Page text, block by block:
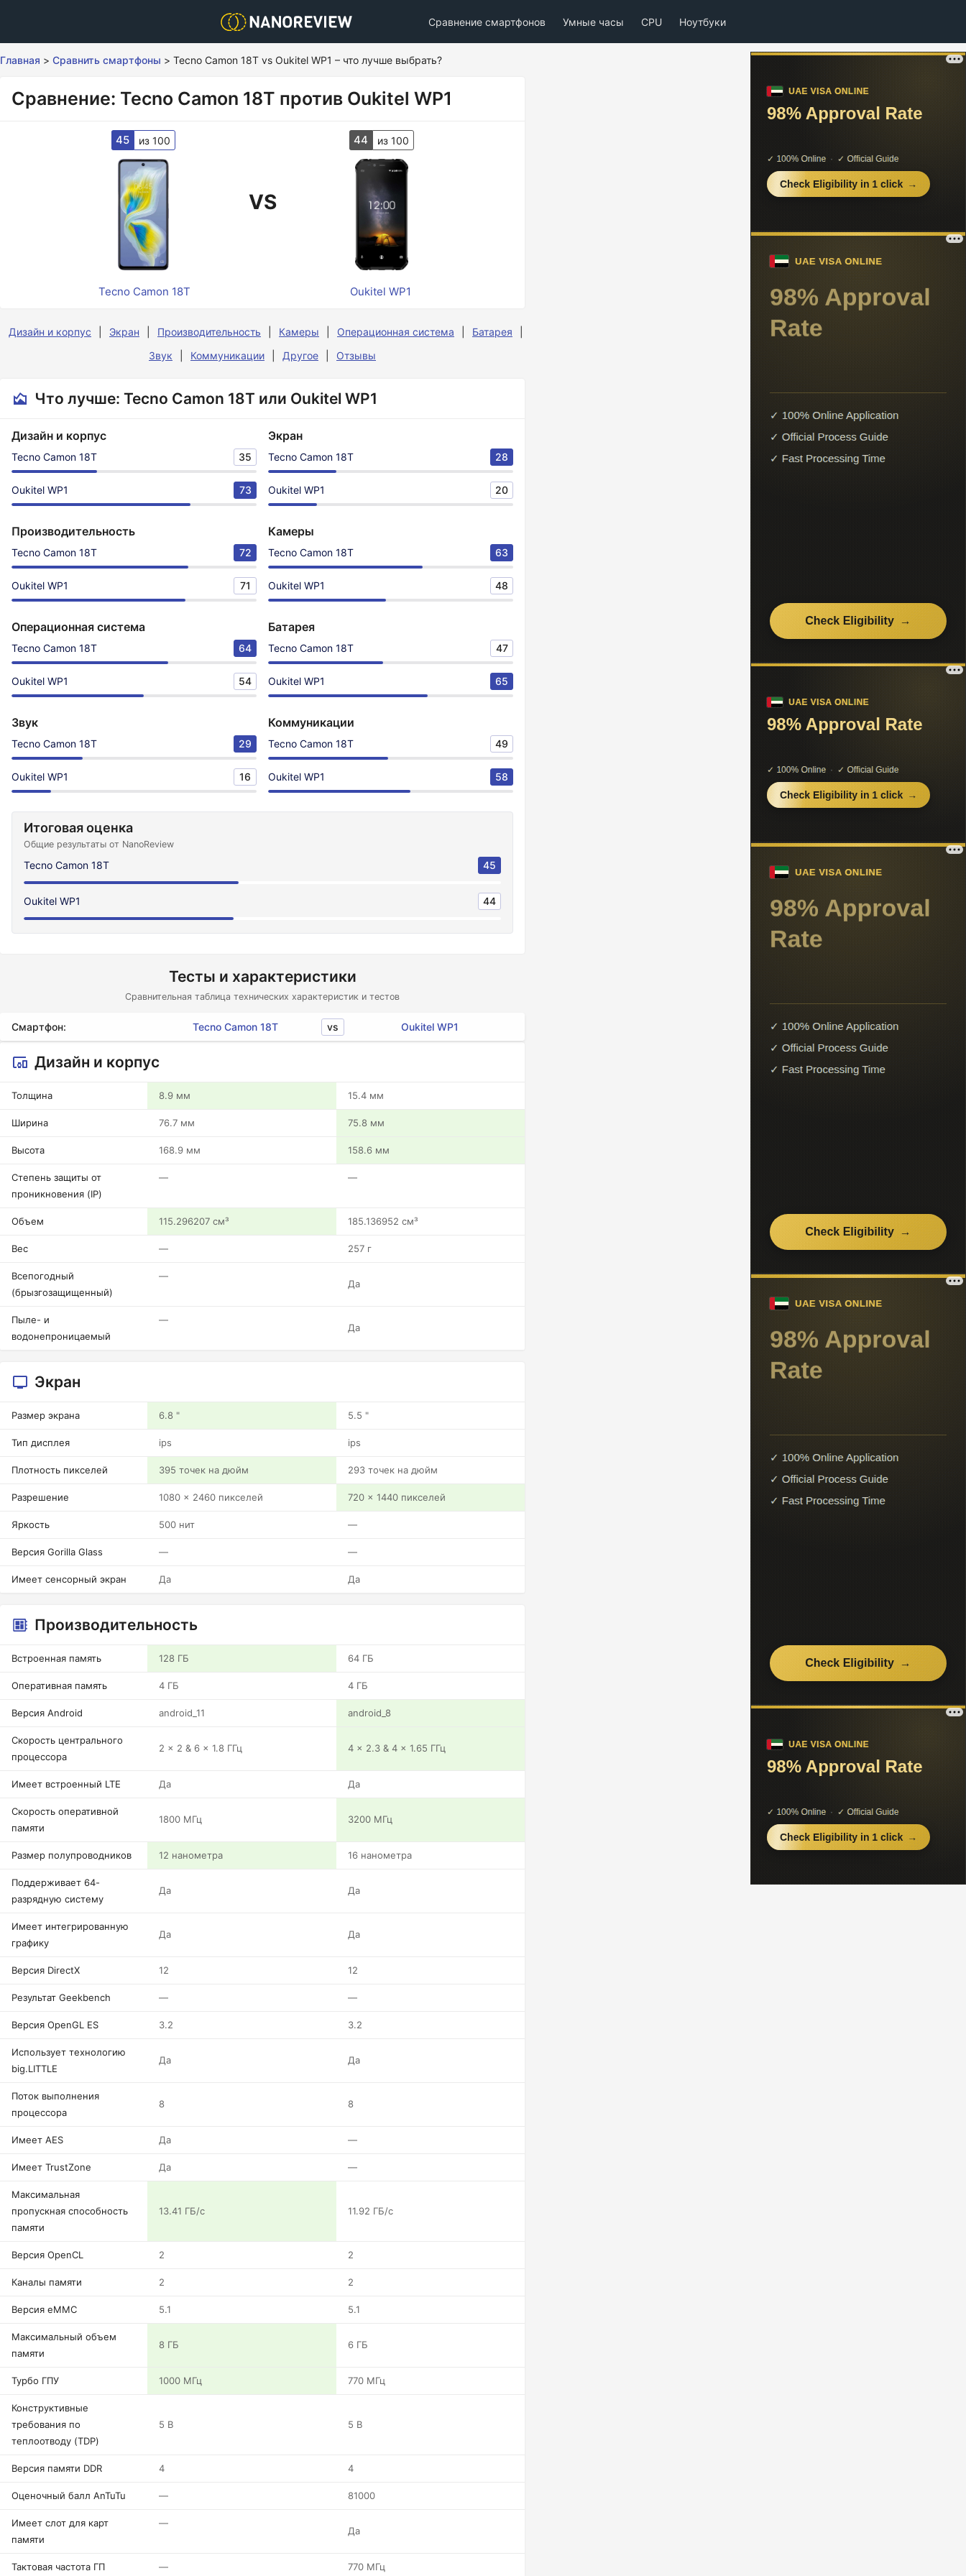
Сравнение смартфонов Умные часы CPU Ноутбуки
Главная > Сравнить смартфоны > Tecno Camon 18T vs Oukitel WP1 – что лучше выбрать?
Сравнение: Tecno Camon 18T против Oukitel WP1
45 из 100
VS
44 из 100
Tecno Camon 18T Oukitel WP1
Дизайн и корпус Экран Производительность Камеры Операционная система
Батарея
Звук
Коммуникации Другое Отзывы
Что лучше: Tecno Camon 18T или Oukitel WP1
Дизайн и корпус
Tecno Camon 18T 35
Oukitel WP1 73
Экран
Tecno Camon 18T 28
Oukitel WP1 20
Производительность
Tecno Camon 18T 72
Oukitel WP1 71
Камеры
Tecno Camon 18T 63
Oukitel WP1 48
Операционная система
Tecno Camon 18T 64
Oukitel WP1 54
Батарея
Tecno Camon 18T 47
Oukitel WP1 65
Звук
Tecno Camon 18T 29
Oukitel WP1 16
Коммуникации
Tecno Camon 18T 49
Oukitel WP1 58
Итоговая оценка
Общие результаты от NanoReview
Tecno Camon 18T 45
Oukitel WP1 44
Тесты и характеристики
Сравнительная таблица технических характеристик и тестов
Смартфон: Tecno Camon 18T vs Oukitel WP1
Дизайн и корпус
Толщина 8.9 мм 15.4 мм
Ширина 76.7 мм 75.8 мм
Высота 168.9 мм 158.6 мм
Степень защиты от
проникновения (IP)
— —
Объем 115.296207 см³ 185.136952 см³
Вес — 257 г
Всепогодный
(брызгозащищенный)
—
Да
Пыле- и
водонепроницаемый
—
Да
Экран
Размер экрана 6.8 " 5.5 "
Тип дисплея ips ips
Плотность пикселей 395 точек на дюйм 293 точек на дюйм
Разрешение 1080 x 2460 пикселей 720 x 1440 пикселей
Яркость 500 нит —
Версия Gorilla Glass — —
Имеет сенсорный экран Да Да
Производительность
Встроенная память 128 ГБ 64 ГБ
Оперативная память 4 ГБ 4 ГБ
Версия Android android_11 android_8
Скорость центрального
процессора
2 x 2 & 6 x 1.8 ГГц 4 x 2.3 & 4 x 1.65 ГГц
Имеет встроенный LTE Да Да
Скорость оперативной
памяти
1800 МГц 3200 МГц
Размер полупроводников 12 нанометра 16 нанометра
Поддерживает 64-
разрядную систему
Да Да
Имеет интегрированную
графику
Да Да
Версия DirectX 12 12
Результат Geekbench — —
Версия OpenGL ES 3.2 3.2
Использует технологию
big.LITTLE
Да Да
Поток выполнения
процессора
8 8
Имеет AES Да —
Имеет TrustZone Да —
Максимальная
пропускная способность
памяти
13.41 ГБ/с 11.92 ГБ/с
Версия OpenCL 2 2
Каналы памяти 2 2
Версия eMMC 5.1 5.1
Максимальный объем
памяти
8 ГБ 6 ГБ
Турбо ГПУ 1000 МГц 770 МГц
Конструктивные
требования по
теплоотводу (TDP)
5 В 5 В
Версия памяти DDR 4 4
Оценочный балл AnTuTu — 81000
Имеет слот для карт
памяти
—
Да
Тактовая частота ГП — 770 МГц